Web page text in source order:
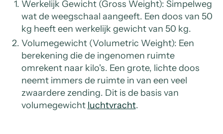
Werkelijk Gewicht (Gross Weight): Simpelweg
wat de weegschaal aangeeft. Een doos van 50
kg heeft een werkelijk gewicht van 50 kg.
Volumegewicht (Volumetric Weight): Een
berekening die de ingenomen ruimte
omrekent naar kilo's. Een grote, lichte doos
neemt immers de ruimte in van een veel
zwaardere zending. Dit is de basis van
volumegewicht luchtvracht.